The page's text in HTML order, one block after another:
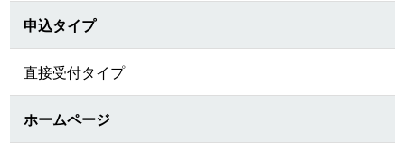
申込タイプ
直接受付タイプ
ホームページ